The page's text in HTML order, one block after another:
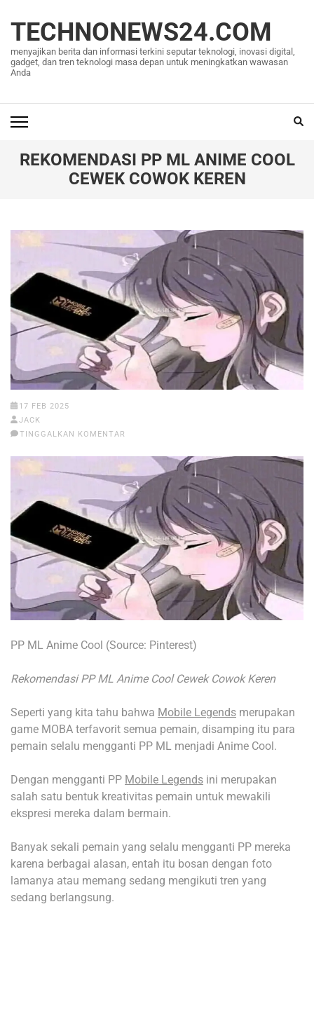
konten
(Tekan
Enter)
TECHNONEWS24.COM
menyajikan berita dan informasi terkini seputar teknologi, inovasi digital,
gadget, dan tren teknologi masa depan untuk meningkatkan wawasan
Anda
REKOMENDASI PP ML ANIME COOL
CEWEK COWOK KEREN
17 FEB 2025
JACK
TINGGALKAN KOMENTAR
PP ML Anime Cool (Source: Pinterest)
Rekomendasi PP ML Anime Cool Cewek Cowok Keren
Seperti yang kita tahu bahwa Mobile Legends merupakan
game MOBA terfavorit semua pemain, disamping itu para
pemain selalu mengganti PP ML menjadi Anime Cool.
Dengan mengganti PP Mobile Legends ini merupakan
salah satu bentuk kreativitas pemain untuk mewakili
ekspresi mereka dalam bermain.
Banyak sekali pemain yang selalu mengganti PP mereka
karena berbagai alasan, entah itu bosan dengan foto
lamanya atau memang sedang mengikuti tren yang
sedang berlangsung.